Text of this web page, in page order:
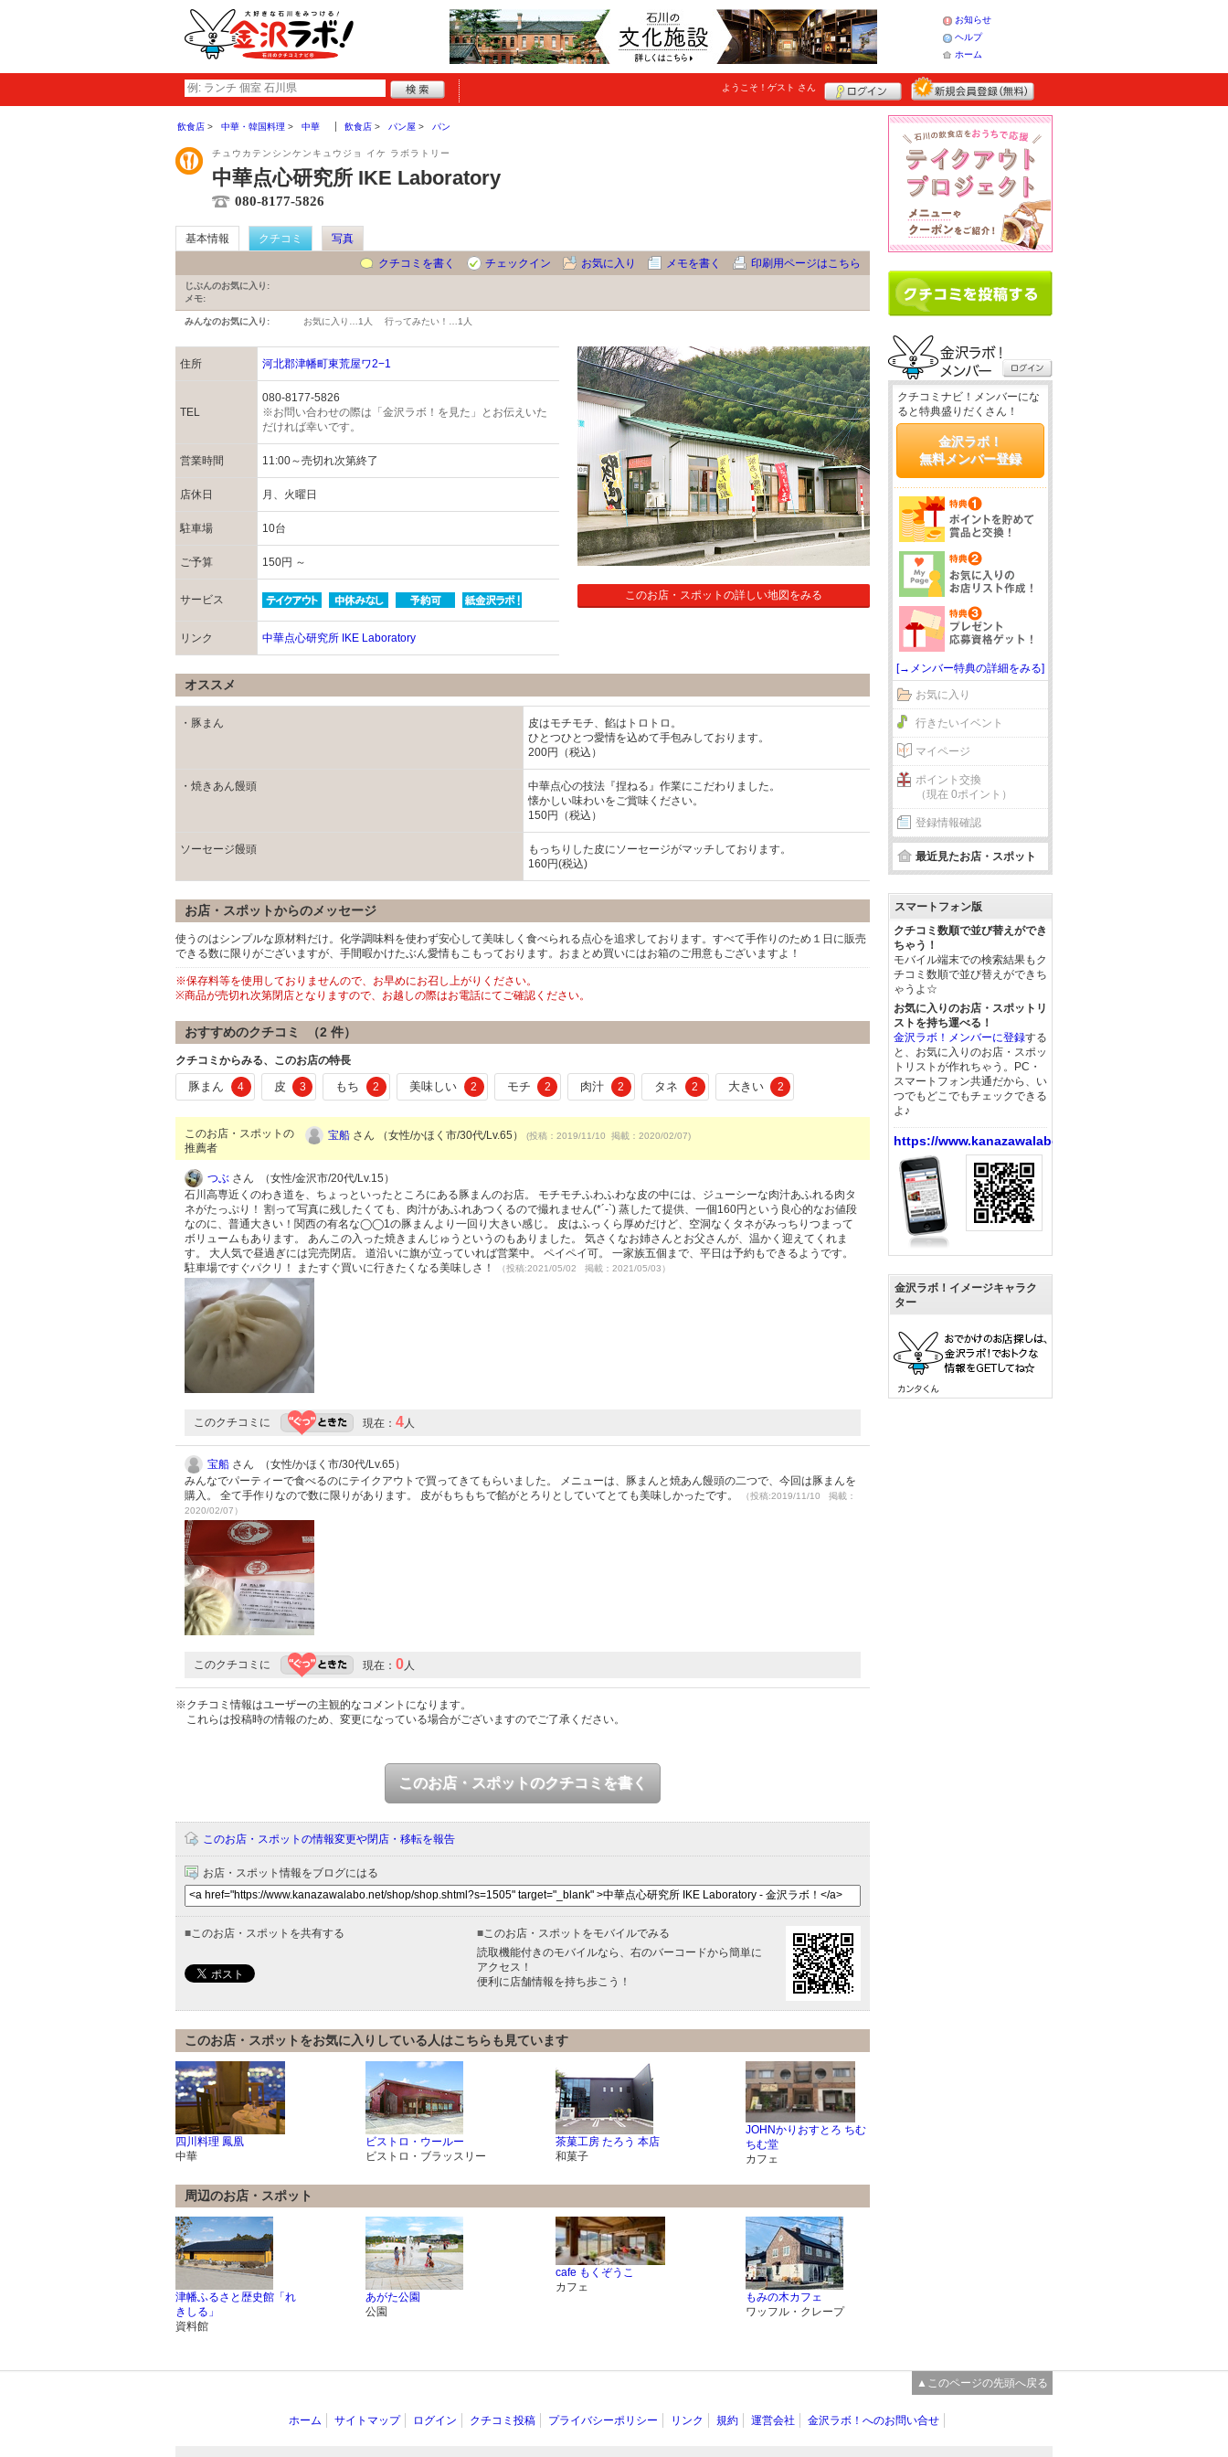
お知らせ
ヘルプ
ホーム
ようこそ！ ゲスト さん
飲食店 中華・韓国料理 中華 飲食店 パン屋 パン
チュウカテンシンケンキュウジョ イケ ラボラトリー
中華点心研究所 IKE Laboratory
080-8177-5826
基本情報 クチコミ
写真
クチコミを書く
チェックイン お気に入り メモを書く 印刷用ページはこちら
じぶんのお気に入り:
メモ:
みんなのお気に入り: お気に入り… 1人 行ってみたい！… 1人
住所 河北郡津幡町東荒屋ワ2−1
TEL
080-8177-5826
※お問い合わせの際は「金沢ラボ！を見た」とお伝えいた
だければ幸いです。
営業時間 11:00～売切れ次第終了
店休日 月、火曜日
駐車場 10台
ご予算 150円 ～
サービス
リンク 中華点心研究所 IKE Laboratory
このお店・スポットの詳しい地図をみる
オススメ
・豚まん
皮はモチモチ、餡はトロトロ。
ひとつひとつ愛情を込めて手包みしております。
200円（税込）
・焼きあん饅頭
中華点心の技法『捏ねる』作業にこだわりました。
懐かしい味わいをご賞味ください。
150円（税込）
ソーセージ饅頭
もっちりした皮にソーセージがマッチしております。
160円(税込)
お店・スポットからのメッセージ
使うのはシンプルな原材料だけ。化学調味料を使わず安心して美味しく食べられる点心を追求しております。すべて手作りのため１日に販売
できる数に限りがございますが、手間暇かけたぶん愛情もこもっております。おまとめ買いにはお箱のご用意もございますよ！
※保存料等を使用しておりませんので、お早めにお召し上がりください。
※商品が売切れ次第閉店となりますので、お越しの際はお電話にてご確認ください。
おすすめのクチコミ （2 件）
クチコミからみる、このお店の特長
豚まん 4 皮 3 もち 2 美味しい 2 モチ 2 肉汁 2 タネ 2 大きい 2
このお店・スポットの
推薦者
宝船 さん （女性/かほく市/30代/Lv.65） (投稿：2019/11/10 掲載：2020/02/07)
つぶ さん （女性/金沢市/20代/Lv.15）
石川高専近くのわき道を、ちょっといったところにある豚まんのお店。 モチモチふわふわな皮の中には、ジューシーな肉汁あふれる肉タ
ネがたっぷり！ 割って写真に残したくても、肉汁があふれあつくるので撮れません(*´-`) 蒸したて提供、一個160円という良心的なお値段
なのに、普通大きい！関西の有名な◯◯1の豚まんより一回り大きい感じ。 皮はふっくら厚めだけど、空洞なくタネがみっちりつまって
ボリュームもあります。 あんこの入った焼きまんじゅうというのもありました。 気さくなお姉さんとお父さんが、温かく迎えてくれま
す。 大人気で昼過ぎには完売閉店。 道沿いに旗が立っていれば営業中。 ペイペイ可。 一家族五個まで、平日は予約もできるようです。
駐車場ですぐパクリ！ またすぐ買いに行きたくなる美味しさ！
（投稿:2021/05/02 掲載：2021/05/03）
このクチコミに 現在： 4 人
宝船 さん （女性/かほく市/30代/Lv.65）
みんなでパーティーで食べるのにテイクアウトで買ってきてもらいました。 メニューは、豚まんと焼あん饅頭の二つで、今回は豚まんを
購入。 全て手作りなので数に限りがあります。 皮がもちもちで餡がとろりとしていてとても美味しかったです。
（投稿:2019/11/10 掲載：
2020/02/07）
このクチコミに 現在： 0 人
※クチコミ情報はユーザーの主観的なコメントになります。
これらは投稿時の情報のため、変更になっている場合がございますのでご了承ください。
このお店・スポットのクチコミを書く
このお店・スポットの情報変更や閉店・移転を報告
お店・スポット情報をブログにはる
■ このお店・スポットを共有する ■ このお店・スポットをモバイルでみる
読取機能付きのモバイルなら、右のバーコードから簡単に
アクセス！
便利に店舗情報を持ち歩こう！
このお店・スポットをお気に入りしている人はこちらも見ています
四川料理 鳳凰
中華
ビストロ・ウールー
ビストロ・ブラッスリー
茶菓工房 たろう 本店
和菓子
JOHNかりおすとろ ちむ
ちむ堂
カフェ
周辺のお店・スポット
津幡ふるさと歴史館「れ
きしる」
資料館
あがた公園
公園
cafe もくぞうこ
カフェ
もみの木カフェ
ワッフル・クレープ
クチコミナビ！メンバーにな
ると特典盛りだくさん！
金沢ラボ！
無料メンバー登録
[→メンバー特典の詳細をみる]
お気に入り
行きたいイベント
マイページ
ポイント交換
（現在 0ポイント）
登録情報確認
最近見たお店・スポット
スマートフォン版
クチコミ数順で並び替えができ
ちゃう！
モバイル端末での検索結果もク
チコミ数順で並び替えができち
ゃうよ☆
お気に入りのお店・スポットリ
ストを持ち運べる！
金沢ラボ！メンバーに登録する
と、お気に入りのお店・スポッ
トリストが作れちゃう。PC・
スマートフォン共通だから、い
つでもどこでもチェックできる
よ♪
https://www.kanazawalabo.net/
金沢ラボ！イメージキャラク
ター
▲このページの先頭へ戻る
ホーム サイトマップ ログイン クチコミ投稿 プライバシーポリシー リンク 規約 運営会社 金沢ラボ！へのお問い合せ